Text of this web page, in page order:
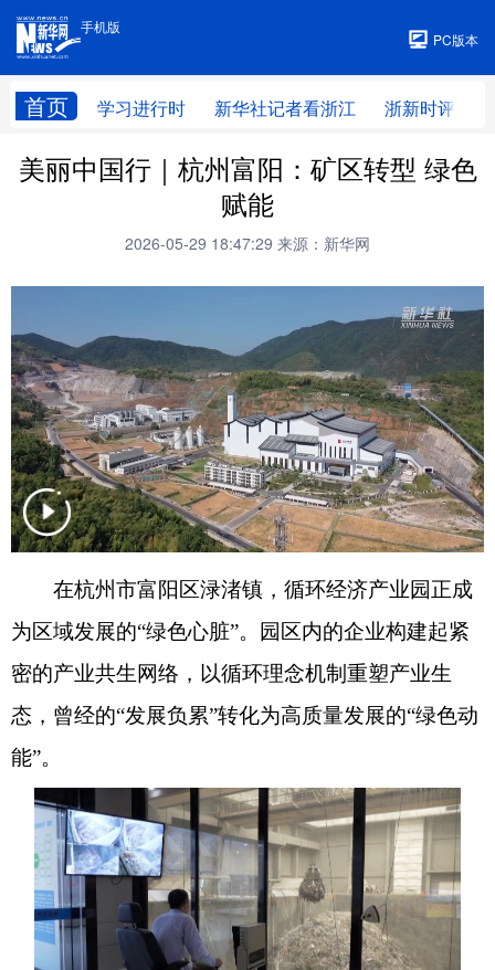
手机版
PC版本
首页 学习进行时 新华社记者看浙江 浙新时评
手机版
美丽中国行｜杭州富阳：矿区转型 绿色
赋能
2026-05-29 18:47:29 来源：新华网
在杭州市富阳区渌渚镇，循环经济产业园正成
为区域发展的“绿色心脏”。园区内的企业构建起紧
密的产业共生网络，以循环理念机制重塑产业生
态，曾经的“发展负累”转化为高质量发展的“绿色动
能”。